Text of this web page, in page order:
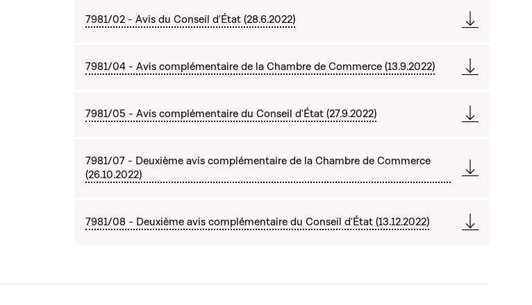
7981/02 - Avis du Conseil d'État (28.6.2022)
7981/04 - Avis complémentaire de la Chambre de Commerce (13.9.2022)
7981/05 - Avis complémentaire du Conseil d'État (27.9.2022)
7981/07 - Deuxième avis complémentaire de la Chambre de Commerce
(26.10.2022)
7981/08 - Deuxième avis complémentaire du Conseil d'État (13.12.2022)